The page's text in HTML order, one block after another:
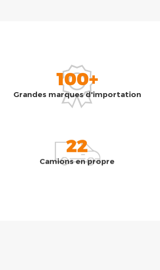
100+
Grandes marques d'importation
22
Camions en propre